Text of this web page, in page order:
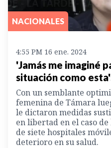
NACIONALES
4:55 PM 16 ene. 2024
'Jamás me imaginé
situación como
Con un semblante
femenina de Támara
le dictaron medidas
en libertad en el caso
de siete hospitales
deterioro en su salud.